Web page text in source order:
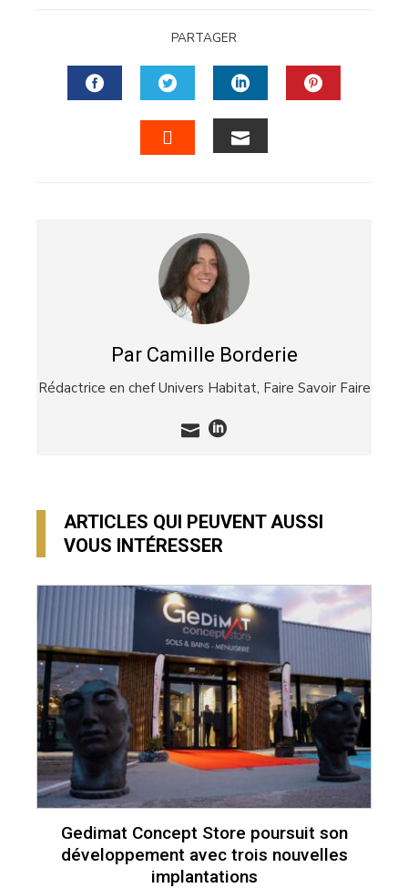
PARTAGER
FACEBOOKTWITTERLINKEDIN
Par Camille Borderie
Rédactrice en chef Univers Habitat, Faire Savoir Faire
ARTICLES QUI PEUVENT AUSSI
VOUS INTÉRESSER
Gedimat Concept Store poursuit son
développement avec trois nouvelles
implantations